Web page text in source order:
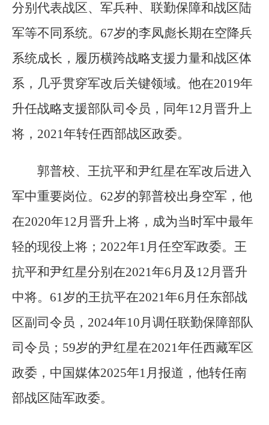
分别代表战区、军兵种、联勤保障和战区陆
军等不同系统。67岁的李凤彪长期在空降兵
系统成长，履历横跨战略支援力量和战区体
系，几乎贯穿军改后关键领域。他在2019年
升任战略支援部队司令员，同年12月晋升上
将，2021年转任西部战区政委。
郭普校、王抗平和尹红星在军改后进入
军中重要岗位。62岁的郭普校出身空军，他
在2020年12月晋升上将，成为当时军中最年
轻的现役上将；2022年1月任空军政委。王
抗平和尹红星分别在2021年6月及12月晋升
中将。61岁的王抗平在2021年6月任东部战
区副司令员，2024年10月调任联勤保障部队
司令员；59岁的尹红星在2021年任西藏军区
政委，中国媒体2025年1月报道，他转任南
部战区陆军政委。